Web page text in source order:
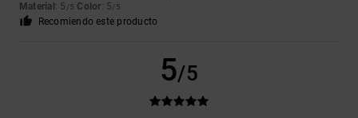
Material : 5 /5 Color: 5/5
Recomiendo este producto
5/5